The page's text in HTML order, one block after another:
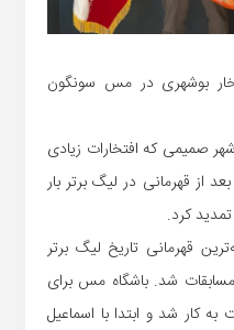
بوشهری در مس سونگون
صمیمی که افتخارات زیادی
از قهرمانی در لیگ برتر بار
کرد.
قهرمانی تاریخ لیگ برتر
مسابقات شد. باشگاه مس برای
کار شد و ابتدا با اسماعیل